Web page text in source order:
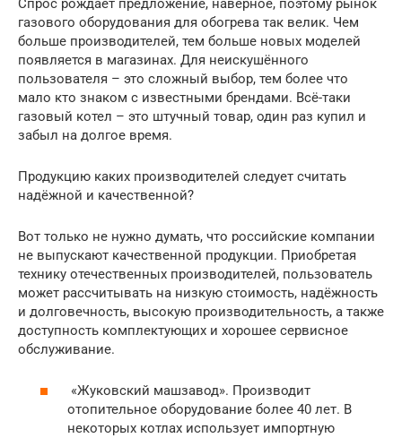
Спрос рождает предложение, наверное, поэтому рынок
газового оборудования для обогрева так велик. Чем
больше производителей, тем больше новых моделей
появляется в магазинах. Для неискушённого
пользователя – это сложный выбор, тем более что
мало кто знаком с известными брендами. Всё-таки
газовый котел – это штучный товар, один раз купил и
забыл на долгое время.
Продукцию каких производителей следует считать
надёжной и качественной?
Вот только не нужно думать, что российские компании
не выпускают качественной продукции. Приобретая
технику отечественных производителей, пользователь
может рассчитывать на низкую стоимость, надёжность
и долговечность, высокую производительность, а также
доступность комплектующих и хорошее сервисное
обслуживание.
«Жуковский машзавод». Производит
отопительное оборудование более 40 лет. В
некоторых котлах использует импортную